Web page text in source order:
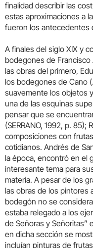
finalidad describir las
estas aproximaciones a
fueron los antecedentes
A finales del siglo XIX y
bodegones de Francisco
las obras del primero,
los bodegones de Cano
suavemente los objetos
una de las esquinas
pensar que se
(SERRANO, 1992, p.
composiciones con
cotidianos. Andrés de
la época, encontró en el
interesante tema para
materia. A pesar de los
las obras de los pintores
bodegón no se
estaba relegado a los
de Señoras y Señoritas”
en dicha sección se
incluían pinturas de